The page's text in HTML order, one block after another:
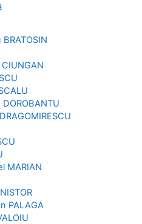
MARIAN
PALAGA